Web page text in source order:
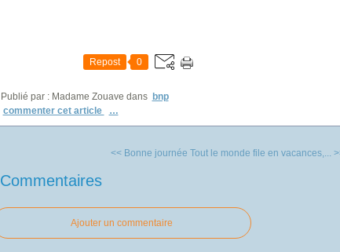
Repost 0
Publié par : Madame Zouave dans bnp
commenter cet article
…
<< Bonne journée Tout le monde file en vacances,...
Commentaires
Ajouter un commentaire